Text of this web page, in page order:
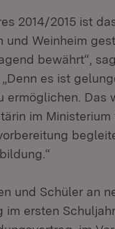
2014/2015 ist
und Weinheim
bewährt“,
es ist
Das
im
und Schüler an
ersten